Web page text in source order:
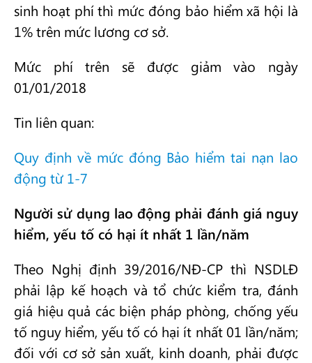
sinh hoạt phí thì mức đóng bảo hiểm xã hội là
1% trên mức lương cơ sở.
Mức phí trên sẽ được giảm vào ngày
01/01/2018
Tin liên quan:
Quy định về mức đóng Bảo hiểm tai nạn lao
động từ 1-7
Người sử dụng lao động phải đánh giá nguy
hiểm, yếu tố có hại ít nhất 1 lần/năm
Theo Nghị định 39/2016/NĐ-CP thì NSDLĐ
phải lập kế hoạch và tổ chức kiểm tra, đánh
giá hiệu quả các biện pháp phòng, chống yếu
tố nguy hiểm, yếu tố có hại ít nhất 01 lần/năm;
đối với cơ sở sản xuất, kinh doanh, phải được